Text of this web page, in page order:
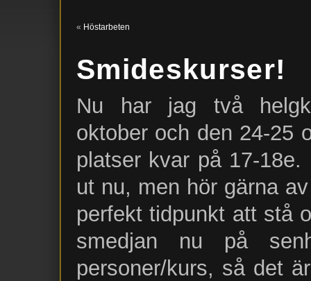
« Höstarbeten
Smideskurser!
Nu har jag två
oktober och den 24-25
platser kvar på 17-
ut nu, men hör gärna
perfekt tidpunkt att stå
smedjan nu på
personer/kurs, så det